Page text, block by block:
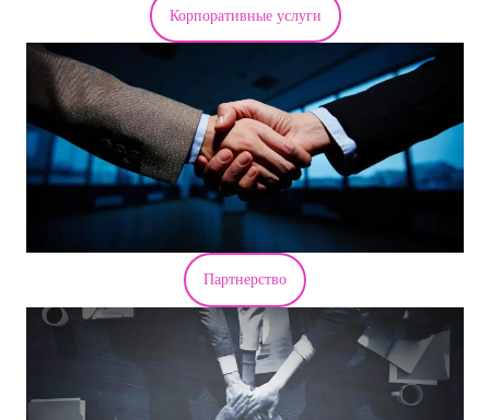
Корпоративные услуги
Партнерство